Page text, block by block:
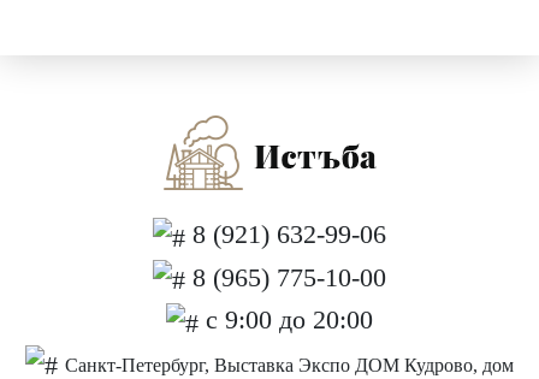
8 (921) 632-99-06
8 (965) 775-10-00
с 9:00 до 20:00
Санкт-Петербург, Выставка Экспо ДОМ Кудрово, дом